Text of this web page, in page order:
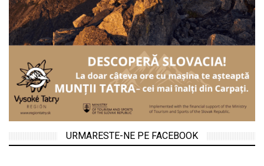
URMARESTE-NE PE FACEBOOK